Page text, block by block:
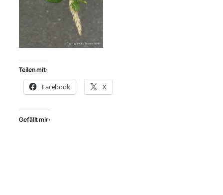
Teilen mit:
Facebook X
Gefällt mir: